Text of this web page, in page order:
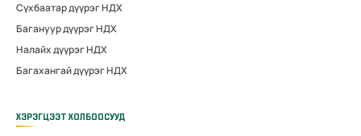
Сүхбаатар дүүрэг НДХ
Багануур дүүрэг НДХ
Налайх дүүрэг НДХ
Багахангай дүүрэг НДХ
ХЭРЭГЦЭЭТ ХОЛБООСУУД